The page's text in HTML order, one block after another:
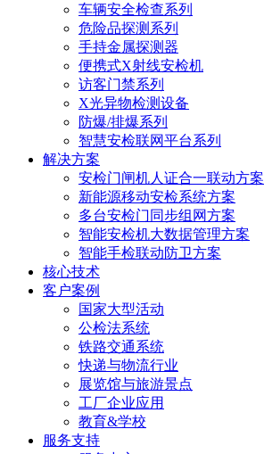
车辆安全检查系列
危险品探测系列
手持金属探测器
便携式X射线安检机
访客门禁系列
X光异物检测设备
防爆/排爆系列
智慧安检联网平台系列
解决方案
安检门闸机人证合一联动方案
新能源移动安检系统方案
多台安检门同步组网方案
智能安检机大数据管理方案
智能手检联动防卫方案
核心技术
客户案例
国家大型活动
公检法系统
铁路交通系统
快递与物流行业
展览馆与旅游景点
工厂企业应用
教育&学校
服务支持